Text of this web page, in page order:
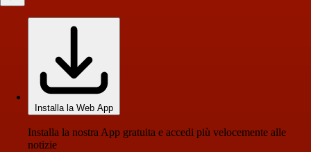
Installa la Web App
Installa la nostra App gratuita e accedi più velocemente alle
notizie